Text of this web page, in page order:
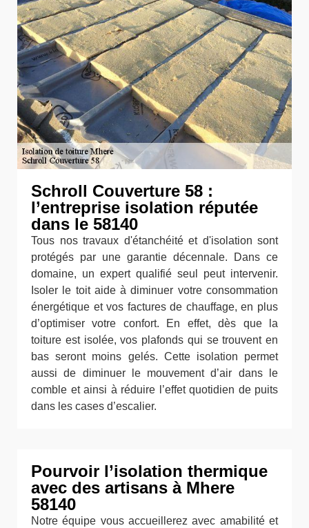
Schroll Couverture 58 :
l’entreprise isolation réputée
dans le 58140
Tous nos travaux d'étanchéité et d'isolation sont
protégés par une garantie décennale. Dans ce
domaine, un expert qualifié seul peut intervenir.
Isoler le toit aide à diminuer votre consommation
énergétique et vos factures de chauffage, en plus
d’optimiser votre confort. En effet, dès que la
toiture est isolée, vos plafonds qui se trouvent en
bas seront moins gelés. Cette isolation permet
aussi de diminuer le mouvement d’air dans le
comble et ainsi à réduire l’effet quotidien de puits
dans les cases d’escalier.
Pourvoir l’isolation thermique
avec des artisans à Mhere
58140
Notre équipe vous accueillerez avec amabilité et